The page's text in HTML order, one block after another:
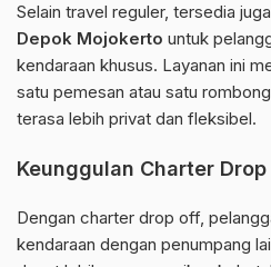
Selain travel reguler, tersedia
Depok Mojokerto untuk
kendaraan khusus. Layanan ini
satu pemesan atau satu
terasa lebih privat dan fleksibel.
Keunggulan Charter
Dengan charter drop off,
kendaraan dengan penumpang